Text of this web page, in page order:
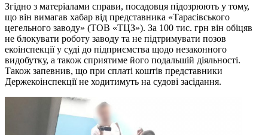
Згідно з матеріалами справи, посадовця підозрюють у тому,
що він вимагав хабар від представника «Тарасівського
цегельного заводу» (ТОВ «ТЦЗ»). За 100 тис. грн він обіцяв
не блокувати роботу заводу та не підтримувати позов
екоінспекції у суді до підприємства щодо незаконного
видобутку, а також сприятиме його подальшій діяльності.
Також запевнив, що при сплаті коштів представники
Держекоінспекції не ходитимуть на судові засідання.